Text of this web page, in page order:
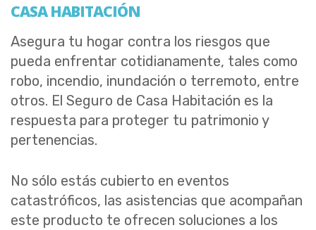
CASA HABITACIÓN
Asegura tu hogar contra los riesgos que
pueda enfrentar cotidianamente, tales como
robo, incendio, inundación o terremoto, entre
otros. El Seguro de Casa Habitación es la
respuesta para proteger tu patrimonio y
pertenencias.
No sólo estás cubierto en eventos
catastróficos, las asistencias que acompañan
este producto te ofrecen soluciones a los